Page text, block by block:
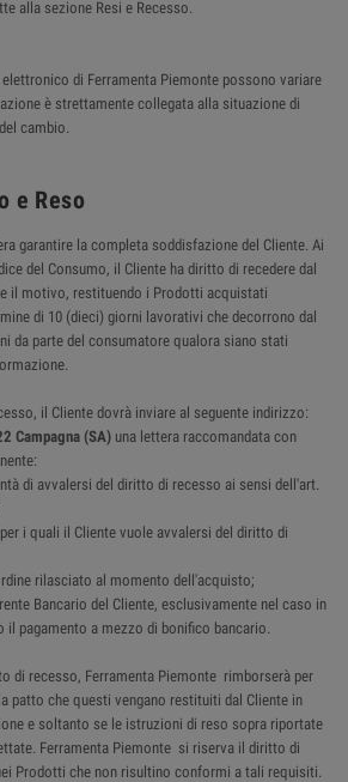
alla sezione Resi e Recesso.
di Ferramenta Piemonte possono variare
è strettamente collegata alla situazione di
cambio.
e Reso
garantire la completa soddisfazione del Cliente. Ai
del Consumo, il Cliente ha diritto di recedere dal
il motivo, restituendo i Prodotti acquistati
di 10 (dieci) giorni lavorativi che decorrono dal
da parte del consumatore qualora siano stati
il Cliente dovrà inviare al seguente indirizzo:
Campagna (SA) una lettera raccomandata con
di avvalersi del diritto di recesso ai sensi dell'art.
i quali il Cliente vuole avvalersi del diritto di
rilasciato al momento dell'acquisto;
Bancario del Cliente, esclusivamente nel caso in
il pagamento a mezzo di bonifico bancario.
di recesso, Ferramenta Piemonte rimborserà per
patto che questi vengano restituiti dal Cliente in
e soltanto se le istruzioni di reso sopra riportate
Ferramenta Piemonte si riserva il diritto di
Prodotti che non risultino conformi a tali requisiti.